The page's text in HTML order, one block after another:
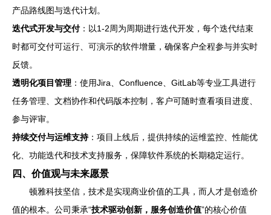
产品路线图与迭代计划。
迭代式开发与交付：以1-2周为周期进行迭代开发，每个迭代结束
时都可交付可运行、可演示的软件增量，确保客户全程参与并实时
反馈。
透明化项目管理 ：使用Jira、Confluence、GitLab等专业工具进行
任务管理、文档协作和代码版本控制，客户可随时查看项目进度、
参与评审。
持续交付与运维支持：项目上线后，提供持续的运维监控、性能优
化、功能迭代和技术支持服务，保障软件系统的长期稳定运行。
四、价值观与未来愿景
顿雅科技坚信，技术是实现商业价值的工具，而人才是创造价
值的根本。公司秉承“技术驱动创新，服务创造价值”的核心价值